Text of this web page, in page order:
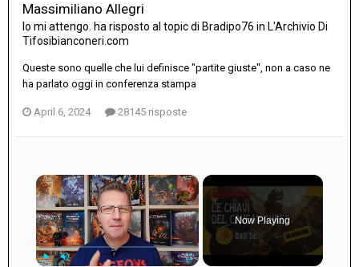
Massimiliano Allegri
Io mi attengo. ha risposto al topic di Bradipo76 in L'Archivio Di
Tifosibianconeri.com
Queste sono quelle che lui definisce "partite giuste", non a caso ne
ha parlato oggi in conferenza stampa
April 6, 2024 28145 risposte
×
Now Playing